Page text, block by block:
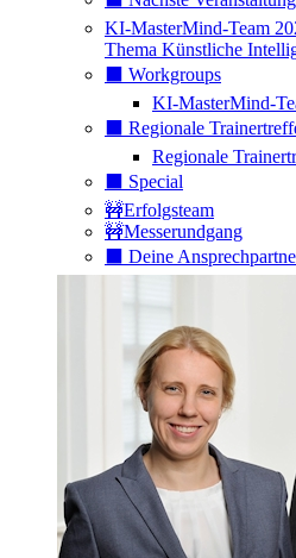
KI-MasterMind-Team
Thema Künstliche
⬛️ Workgroups
KI-MasterMind-
⬛️ Regionale
Regionale
⬛️ Special
🚧Erfolgsteam
🚧Messerundgang
⬛️ Deine